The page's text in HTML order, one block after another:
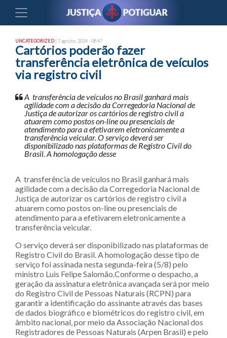
UNCATEGORIZED| 7 agosto, 2024 - 08:47
Cartórios poderão fazer
transferência eletrônica de veículos
via registro civil
A transferência de veículos no Brasil ganhará mais
agilidade com a decisão da Corregedoria Nacional de
Justiça de autorizar os cartórios de registro civil a
atuarem como postos on-line ou presenciais de
atendimento para a efetivarem eletronicamente a
transferência veicular. O serviço deverá ser
disponibilizado nas plataformas de Registro Civil do
Brasil. A homologação desse
A transferência de veículos no Brasil ganhará mais
agilidade com a decisão da Corregedoria Nacional de
Justiça de autorizar os cartórios de registro civil a
atuarem como postos on-line ou presenciais de
atendimento para a efetivarem eletronicamente a
transferência veicular.
O serviço deverá ser disponibilizado nas plataformas de
Registro Civil do Brasil. A homologação desse tipo de
serviço foi assinada nesta segunda-feira (5/8) pelo
ministro Luis Felipe Salomão.Conforme o despacho, a
geração da assinatura eletrônica avançada será por meio
do Registro Civil de Pessoas Naturais (RCPN) para
garantir a identificação do assinante através das bases
de dados biográfico e biométricos do registro civil, em
âmbito nacional, por meio da Associação Nacional dos
Registradores de Pessoas Naturais (Arpen Brasil) e pelo